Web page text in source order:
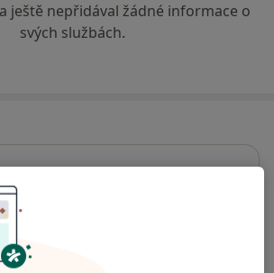
ještě nepřidával žádné informace o
svých službách.
Šumperk
Přiblížit mapu